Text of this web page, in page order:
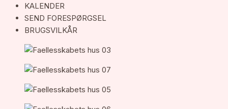
KALENDER
SEND FORESPØRGSEL
BRUGSVILKÅR